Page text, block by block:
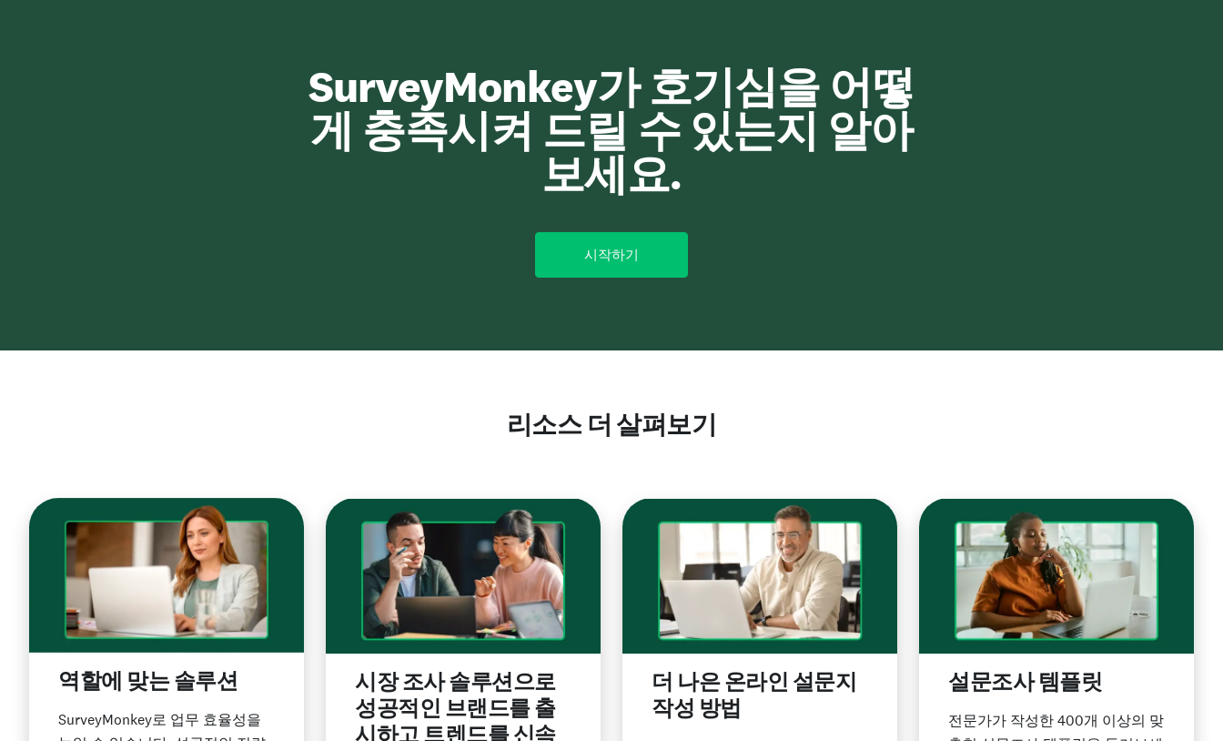
SurveyMonkey가 호기심을 어떻
게 충족시켜 드릴 수 있는지 알아
보세요.
시작하기
리소스 더 살펴보기
역할에 맞는 솔루션
SurveyMonkey로 업무 효율성을
시장 조사 솔루션으로
성공적인 브랜드를 출
시하고 트렌드를 신속
더 나은 온라인 설문지
작성 방법
설문조사 템플릿
전문가가 작성한 400개 이상의 맞